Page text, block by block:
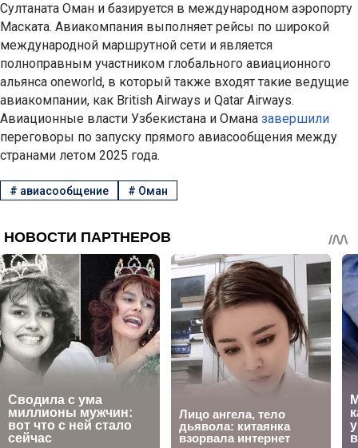
Султаната Оман и базируется в международном аэропорту
Маската. Авиакомпания выполняет рейсы по широкой
международной маршрутной сети и является
полноправным участником глобального авиационного
альянса oneworld, в который также входят такие ведущие
авиакомпании, как British Airways и Qatar Airways.
Авиационные власти Узбекистана и Омана завершили
переговоры по запуску прямого авиасообщения между
странами летом 2025 года.
# авиасообщение # Оман